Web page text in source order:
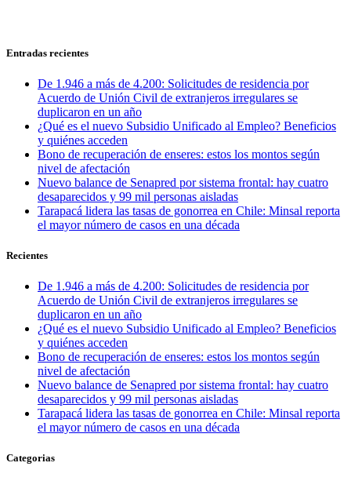
Entradas recientes
De 1.946 a más de 4.200: Solicitudes de residencia por
Acuerdo de Unión Civil de extranjeros irregulares se
duplicaron en un año
¿Qué es el nuevo Subsidio Unificado al Empleo? Beneficios
y quiénes acceden
Bono de recuperación de enseres: estos los montos según
nivel de afectación
Nuevo balance de Senapred por sistema frontal: hay cuatro
desaparecidos y 99 mil personas aisladas
Tarapacá lidera las tasas de gonorrea en Chile: Minsal reporta
el mayor número de casos en una década
Recientes
De 1.946 a más de 4.200: Solicitudes de residencia por
Acuerdo de Unión Civil de extranjeros irregulares se
duplicaron en un año
¿Qué es el nuevo Subsidio Unificado al Empleo? Beneficios
y quiénes acceden
Bono de recuperación de enseres: estos los montos según
nivel de afectación
Nuevo balance de Senapred por sistema frontal: hay cuatro
desaparecidos y 99 mil personas aisladas
Tarapacá lidera las tasas de gonorrea en Chile: Minsal reporta
el mayor número de casos en una década
Categorias